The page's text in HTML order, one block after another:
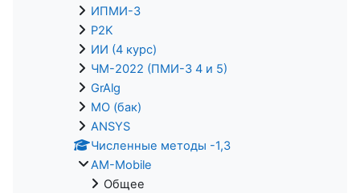
ИПМИ-3
P2K
ИИ (4 курс)
ЧМ-2022 (ПМИ-3 4 и 5)
GrAlg
МО (бак)
ANSYS
Численные методы -1,3
AM-Mobile
Общее